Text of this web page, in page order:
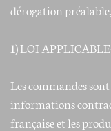
dérogation
1) LOI
Les commandes
informations
française et les